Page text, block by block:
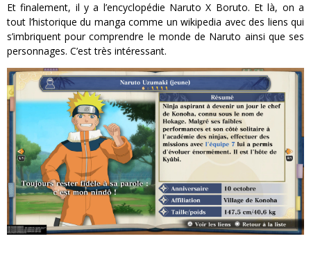
Et finalement, il y a l’encyclopédie Naruto X Boruto. Et là, on a
tout l’historique du manga comme un wikipedia avec des liens qui
s’imbriquent pour comprendre le monde de Naruto ainsi que ses
personnages. C’est très intéressant.